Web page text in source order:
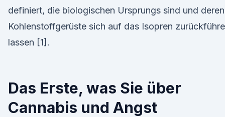
definiert, die biologischen Ursprungs sind und deren
Kohlenstoffgerüste sich auf das Isopren
lassen [1].
Das Erste, was Sie über
Cannabis und Angst